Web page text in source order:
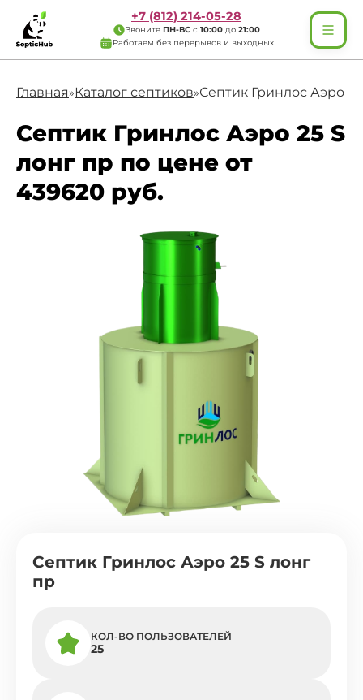
+7 (812) 214-05-28
Звоните ПН-ВС с 10:00 до 21:00
Работаем без перерывов и выходных
Главная»Каталог септиков»Септик Гринлос Аэро
Септик Гринлос Аэро 25 S
лонг пр по цене от
439620 руб.
Септик Гринлос Аэро 25 S лонг
пр
КОЛ-ВО ПОЛЬЗОВАТЕЛЕЙ
25